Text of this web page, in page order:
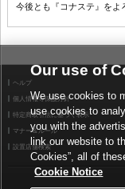
今後とも『コナステ』をよ
ヘルプ
個人情報等保護方針
特定商取引法に基づく表示
マナー＆ルール
設置店舗検索
Our use of
We use cookies to
use cookies to
you with the
link our website to
Cookies”, all of
Cookie Notice